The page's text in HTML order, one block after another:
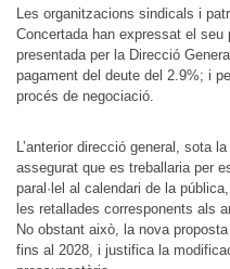
Les organitzacions sindicals i
Concertada han expressat el
presentada per la Direcció
pagament del deute del 2.9%; i
procés de negociació.
L’anterior direcció general, sota
assegurat que es treballaria per
paral·lel al calendari de la
les retallades corresponents als
No obstant això, la nova
fins al 2028, i justifica la